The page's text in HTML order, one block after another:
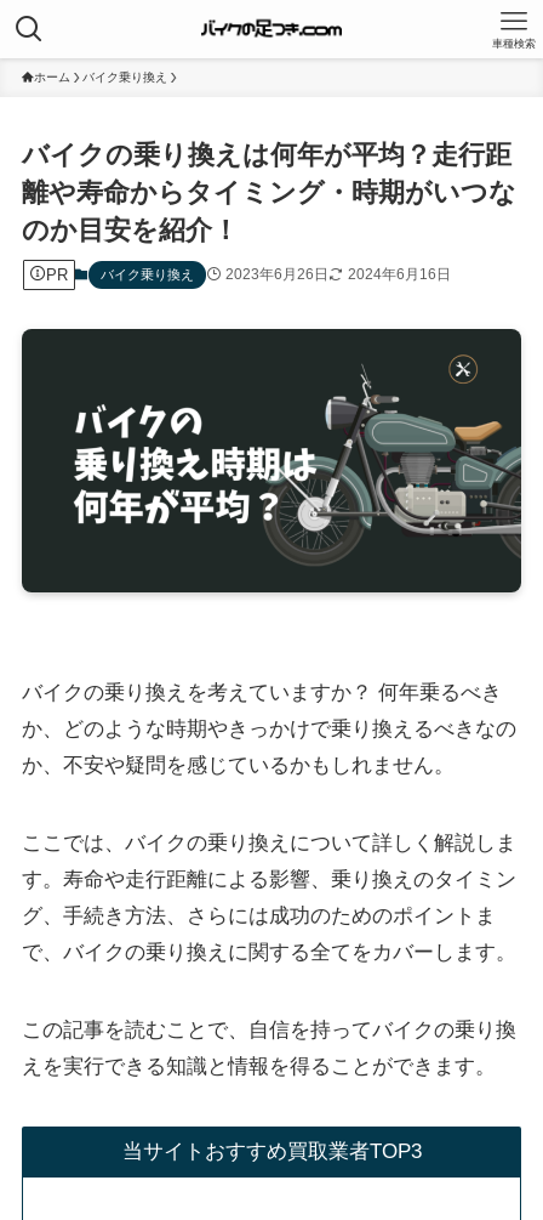
車種検索
ホーム バイク乗り換え
バイクの乗り換えは何年が平均？走行距
離や寿命からタイミング・時期がいつな
のか目安を紹介！
PR バイク乗り換え 2023年6月26日 2024年6月16日
バイクの乗り換えを考えていますか？ 何年乗るべき
か、どのような時期やきっかけで乗り換えるべきなの
か、不安や疑問を感じているかもしれません。
ここでは、バイクの乗り換えについて詳しく解説しま
す。寿命や走行距離による影響、乗り換えのタイミン
グ、手続き方法、さらには成功のためのポイントま
で、バイクの乗り換えに関する全てをカバーします。
この記事を読むことで、自信を持ってバイクの乗り換
えを実行できる知識と情報を得ることができます。
当サイトおすすめ買取業者TOP3